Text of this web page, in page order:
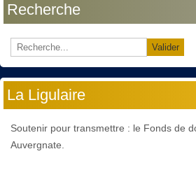
Recherche
Valider
La Ligulaire
Soutenir pour transmettre : le Fonds de
Auvergnate.